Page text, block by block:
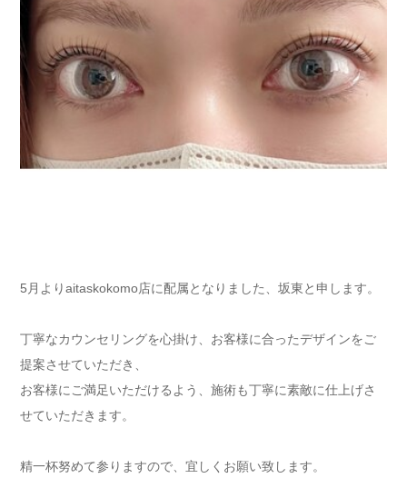
5月よりaitaskokomo店に配属となりました、坂東と申します。
丁寧なカウンセリングを心掛け、お客様に合ったデザインをご
提案させていただき、
お客様にご満足いただけるよう、施術も丁寧に素敵に仕上げさ
せていただきます。
精一杯努めて参りますので、宜しくお願い致します。